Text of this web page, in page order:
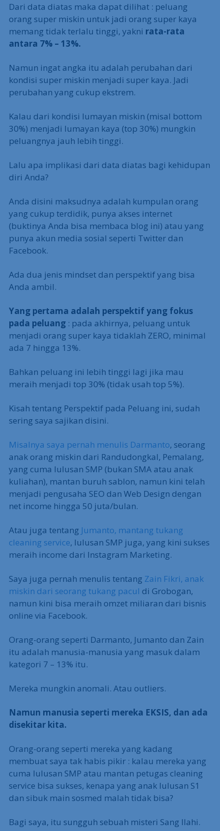
Dari data diatas maka dapat dilihat : peluang
orang super miskin untuk jadi orang super kaya
memang tidak terlalu tinggi, yakni rata-rata
antara 7% – 13%.
Namun ingat angka itu adalah perubahan dari
kondisi super miskin menjadi super kaya. Jadi
perubahan yang cukup ekstrem.
Kalau dari kondisi lumayan miskin (misal bottom
30%) menjadi lumayan kaya (top 30%) mungkin
peluangnya jauh lebih tinggi.
Lalu apa implikasi dari data diatas bagi kehidupan
diri Anda?
Anda disini maksudnya adalah kumpulan orang
yang cukup terdidik, punya akses internet
(buktinya Anda bisa membaca blog ini) atau yang
punya akun media sosial seperti Twitter dan
Facebook.
Ada dua jenis mindset dan perspektif yang bisa
Anda ambil.
Yang pertama adalah perspektif yang fokus
pada peluang: pada akhirnya, peluang untuk
menjadi orang super kaya tidaklah ZERO, minimal
ada 7 hingga 13%.
Bahkan peluang ini lebih tinggi lagi jika mau
meraih menjadi top 30% (tidak usah top 5%).
Kisah tentang Perspektif pada Peluang ini, sudah
sering saya sajikan disini.
Misalnya saya pernah menulis Darmanto, seorang
anak orang miskin dari Randudongkal, Pemalang,
yang cuma lulusan SMP (bukan SMA atau anak
kuliahan), mantan buruh sablon, namun kini telah
menjadi pengusaha SEO dan Web Design dengan
net income hingga 50 juta/bulan.
Atau juga tentang Jumanto, mantang tukang
cleaning service, lulusan SMP juga, yang kini sukses
meraih income dari Instagram Marketing.
Saya juga pernah menulis tentang Zain Fikri, anak
miskin dari seorang tukang pacul di Grobogan,
namun kini bisa meraih omzet miliaran dari bisnis
online via Facebook.
Orang-orang seperti Darmanto, Jumanto dan Zain
itu adalah manusia-manusia yang masuk dalam
kategori 7 – 13% itu.
Mereka mungkin anomali. Atau outliers.
Namun manusia seperti mereka EKSIS, dan ada
disekitar kita.
Orang-orang seperti mereka yang kadang
membuat saya tak habis pikir : kalau mereka yang
cuma lulusan SMP atau mantan petugas cleaning
service bisa sukses, kenapa yang anak lulusan S1
dan sibuk main sosmed malah tidak bisa?
Bagi saya, itu sungguh sebuah misteri Sang Ilahi.